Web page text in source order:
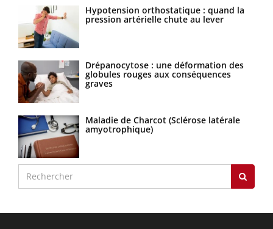
Hypotension orthostatique : quand la
pression artérielle chute au lever
Drépanocytose : une déformation des
globules rouges aux conséquences
graves
Maladie de Charcot (Sclérose latérale
amyotrophique)